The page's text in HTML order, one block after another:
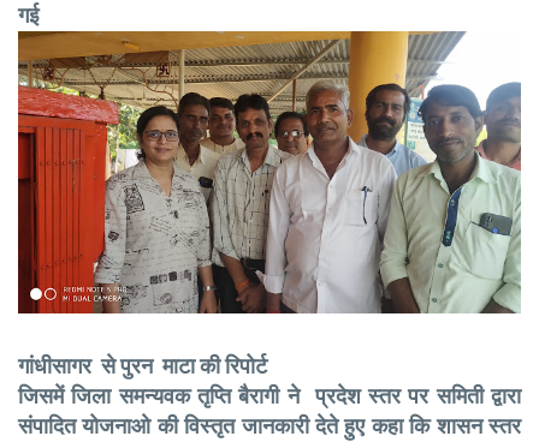
गई
गांधीसागर से पुरन माटा की रिपोर्ट
जिसमें जिला समन्यवक तृप्ति बैरागी ने प्रदेश स्तर पर समिती द्वारा
संपादित योजनाओ की विस्तृत जानकारी देते हुए कहा कि शासन स्तर